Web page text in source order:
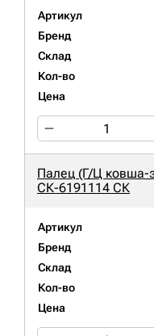
Артикул
Бренд
Склад
Кол-во
Цена
Палец (Г/Ц ковша-
СК-6191114 СК
Артикул
Бренд
Склад
Кол-во
Цена